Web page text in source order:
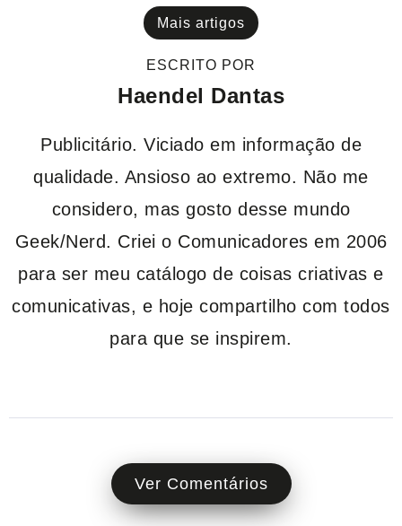
Mais artigos
ESCRITO POR
Haendel Dantas
Publicitário. Viciado em informação de
qualidade. Ansioso ao extremo. Não me
considero, mas gosto desse mundo
Geek/Nerd. Criei o Comunicadores em 2006
para ser meu catálogo de coisas criativas e
comunicativas, e hoje compartilho com todos
para que se inspirem.
Ver Comentários